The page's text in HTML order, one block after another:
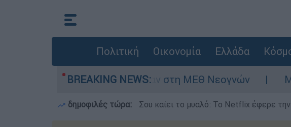
Πολιτική Οικονομία Ελλάδα
BREAKING NEWS:
- Νοσηλευόταν στη ΜΕΘ Νεογνών Marfin: «Δεν έχω
δημοφιλές τώρα: Σου καίει το μυαλό: Το Netflix έφερε